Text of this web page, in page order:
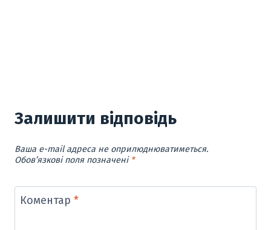
Залишити відповідь
Ваша e-mail адреса не оприлюднюватиметься.
Обов’язкові поля позначені *
Коментар *